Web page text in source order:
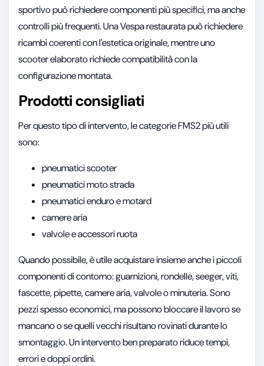
sportivo può richiedere componenti più specifici, ma anche
controlli più frequenti. Una Vespa restaurata può richiedere
ricambi coerenti con l'estetica originale, mentre uno
scooter elaborato richiede compatibilità con la
configurazione montata.
Prodotti consigliati
Per questo tipo di intervento, le categorie FMS2 più utili
sono:
pneumatici scooter
pneumatici moto strada
pneumatici enduro e motard
camere aria
valvole e accessori ruota
Quando possibile, è utile acquistare insieme anche i piccoli
componenti di contorno: guarnizioni, rondelle, seeger, viti,
fascette, pipette, camere aria, valvole o minuteria. Sono
pezzi spesso economici, ma possono bloccare il lavoro se
mancano o se quelli vecchi risultano rovinati durante lo
smontaggio. Un intervento ben preparato riduce tempi,
errori e doppi ordini.